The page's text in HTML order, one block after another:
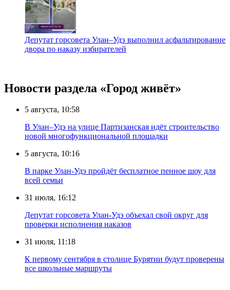
Депутат горсовета Улан–Удэ выполнил асфальтирование
двора по наказу избирателей
Новости раздела «Город живёт»
5 августа, 10:58
В Улан–Удэ на улице Партизанская идёт строительство
новой многофункциональной площадки
5 августа, 10:16
В парке Улан-Удэ пройдёт бесплатное пенное шоу для
всей семьи
31 июля, 16:12
Депутат горсовета Улан-Удэ объехал свой округ для
проверки исполнения наказов
31 июля, 11:18
К первому сентября в столице Бурятии будут проверены
все школьные маршруты